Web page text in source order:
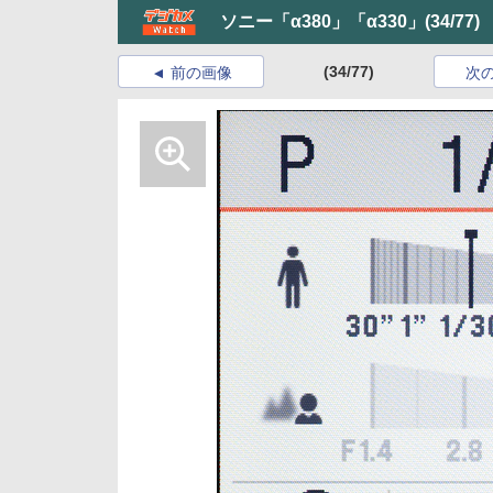
ソニー「α380」「α330」 (34/77)
前の画像 (34/77) 次